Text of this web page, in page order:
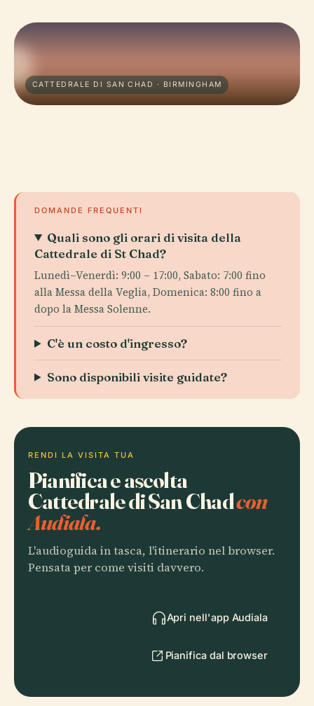
CATTEDRALE DI SAN CHAD · BIRMINGHAM
DOMANDE FREQUENTI
Quali sono gli orari di visita della
Cattedrale di St Chad?
Lunedì–Venerdì: 9:00 – 17:00, Sabato: 7:00 fino
alla Messa della Veglia, Domenica: 8:00 fino a
dopo la Messa Solenne.
C'è un costo d'ingresso?
Sono disponibili visite guidate?
RENDI LA VISITA TUA
Pianifica e ascolta
Cattedrale di San Chadcon
Audiala.
L'audioguida in tasca, l'itinerario nel browser.
Pensata per come visiti davvero.
Apri nell'app Audiala
Pianifica dal browser